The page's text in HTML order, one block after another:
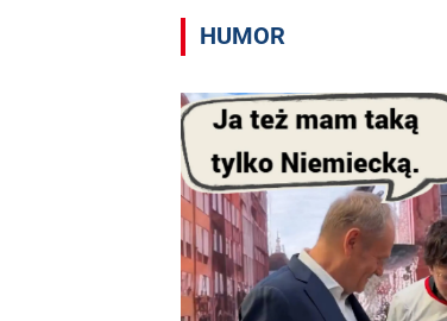
HUMOR